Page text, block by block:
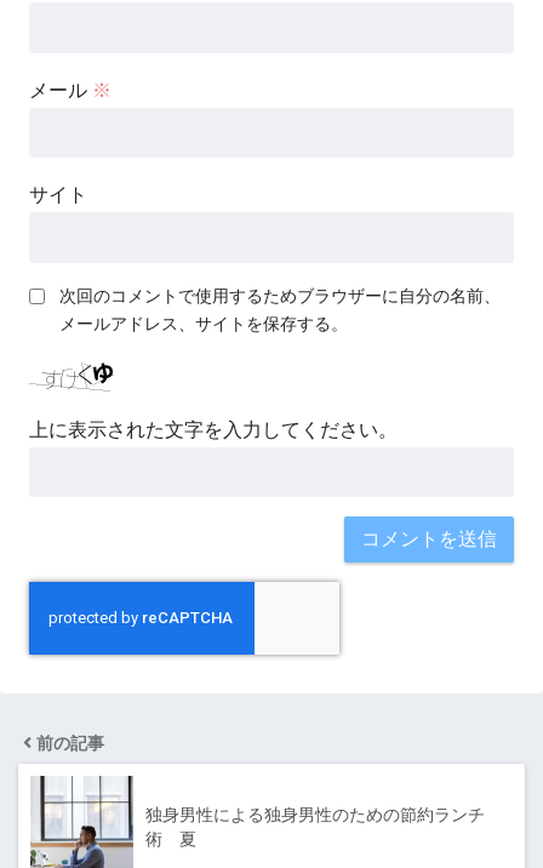
メール ※
サイト
次回のコメントで使用するためブラウザーに自分の名前、
メールアドレス、サイトを保存する。
上に表示された文字を入力してください。
前の記事
独身男性による独身男性のための節約ランチ
術 夏